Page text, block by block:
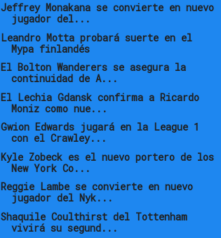
Jeffrey Monakana se convierte en nuevo
jugador del...
Leandro Motta probará suerte en el
Mypa finlandés
El Bolton Wanderers se asegura la
continuidad de A...
El Lechia Gdansk confirma a Ricardo
Moniz como nue...
Gwion Edwards jugará en la League 1
con el Crawley...
Kyle Zobeck es el nuevo portero de los
New York Co...
Reggie Lambe se convierte en nuevo
jugador del Nyk...
Shaquile Coulthirst del Tottenham
vivirá su segund...